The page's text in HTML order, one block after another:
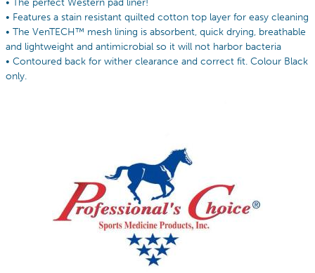
• The perfect Western pad liner!
• Features a stain resistant quilted cotton top layer for easy cleaning
• The VenTECH™ mesh lining is absorbent, quick drying, breathable
and lightweight and antimicrobial so it will not harbor bacteria
• Contoured back for wither clearance and correct fit. Colour Black
only.